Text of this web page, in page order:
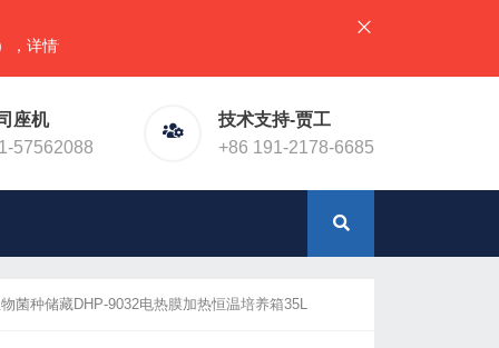
直接联系官网预留电话！或加微信（同手机号）
座机
57562088
技术支持-贾工
+86 191-2178-6685
菌种储藏DHP-9032电热膜加热恒温培养箱35L